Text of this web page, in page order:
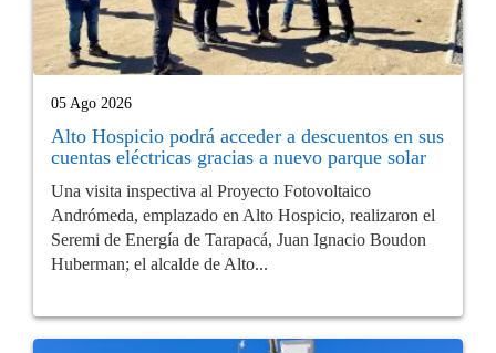
05 Ago 2026
Alto Hospicio podrá acceder a descuentos en sus
cuentas eléctricas gracias a nuevo parque solar
Una visita inspectiva al Proyecto Fotovoltaico
Andrómeda, emplazado en Alto Hospicio, realizaron el
Seremi de Energía de Tarapacá, Juan Ignacio Boudon
Huberman; el alcalde de Alto...